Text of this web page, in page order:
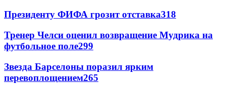
Президенту ФИФА грозит отставка318
Тренер Челси оценил возвращение Мудрика на
футбольное поле299
Звезда Барселоны поразил ярким
перевоплощением265